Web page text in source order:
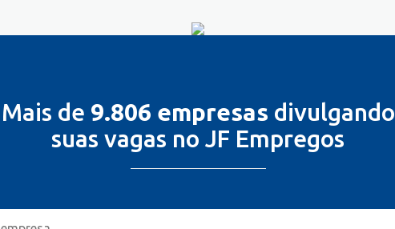
Mais de 9.806 empresas divulgando
suas vagas no JF Empregos